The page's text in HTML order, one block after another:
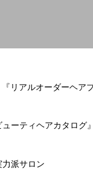
リアルオーダーヘアブ
ーティヘアカタログ』
派サロン